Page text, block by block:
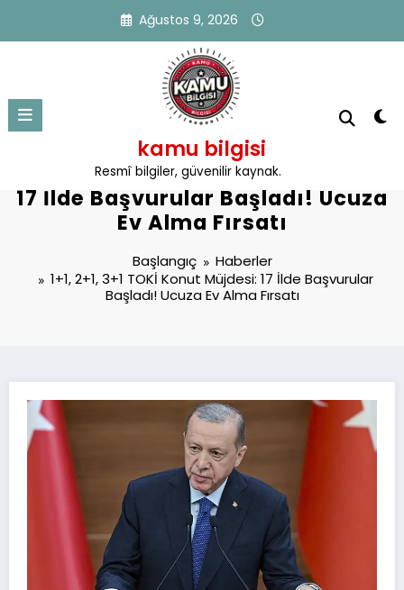
Ağustos 9, 2026
kamu bilgisi
Resmî bilgiler, güvenilir kaynak.
1+1, 2+1, 3+1 TOKİ Konut Müjdesi:
17 İlde Başvurular Başladı! Ucuza
Ev Alma Fırsatı
Başlangıç
Haberler
1+1, 2+1, 3+1 TOKİ Konut Müjdesi: 17 İlde Başvurular
Başladı! Ucuza Ev Alma Fırsatı